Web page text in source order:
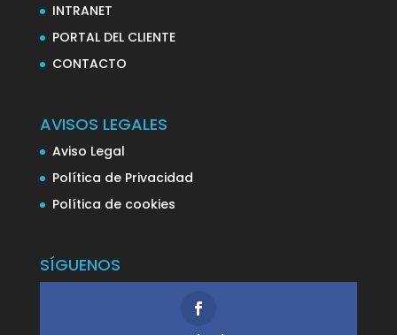
INTRANET
PORTAL DEL CLIENTE
CONTACTO
AVISOS LEGALES
Aviso Legal
Política de Privacidad
Política de cookies
SÍGUENOS